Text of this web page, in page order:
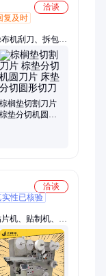
洽谈
复及时
机刮刀、拆包机
剪板机刀片、剪
片、旋切机刀
袋拆包机刀片、
锈钢刀片、硬质
棕榈垫切割刀片
棕垫分切机圆刀
洽谈
实性已核验
机、贴制机、成
药涂布机、膏药
辊切机、模切
设备